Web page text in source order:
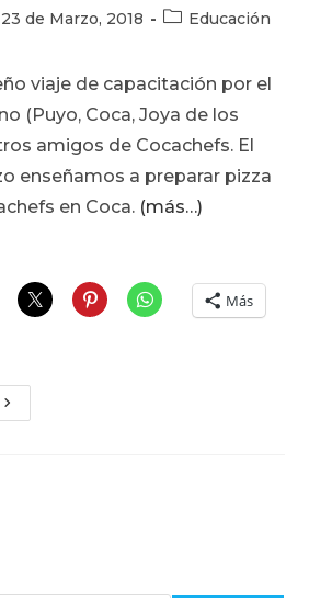
23 de Marzo, 2018
Categoría
entrada:
Educación
viaje de capacitación por el
(Puyo, Coca, Joya de los
amigos de Cocachefs. El
enseñamos a preparar pizza
en Coca. (más…)
Más
Clase